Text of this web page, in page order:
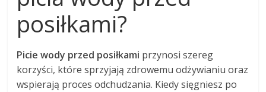
posiłkami?
Picie wody przed posiłkami przynosi szereg
korzyści, które sprzyjają zdrowemu odżywianiu oraz
wspierają proces odchudzania. Kiedy sięgniesz po